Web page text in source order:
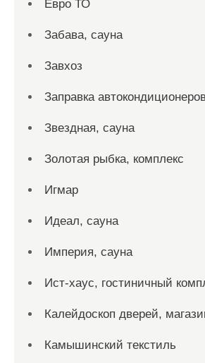
Евро ТО
Забава, сауна
Завхоз
Заправка
Звездная, сауна
Золотая рыбка, комплекс
Игмар
Идеал, сауна
Империя, сауна
Ист-хаус, гостиничный
Калейдоскоп дверей,
Камышинский текстиль